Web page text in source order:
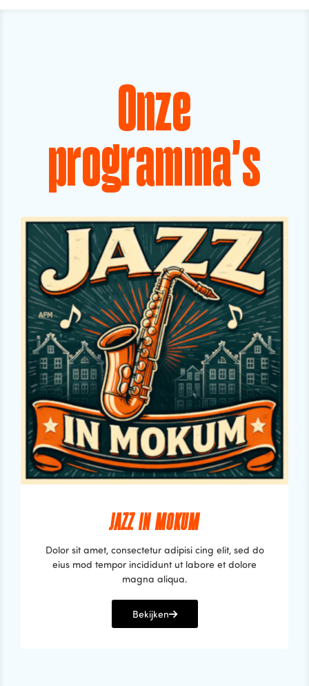
Onze
programma's
JAZZ IN MOKUM
Dolor sit amet, consectetur adipisi cing elit, sed do
eius mod tempor incididunt ut labore et dolore
magna aliqua.
Bekijken